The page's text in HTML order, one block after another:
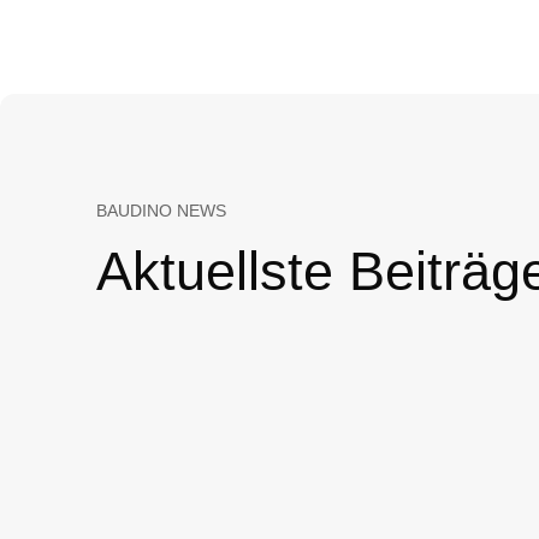
BAUDINO NEWS
Aktuellste